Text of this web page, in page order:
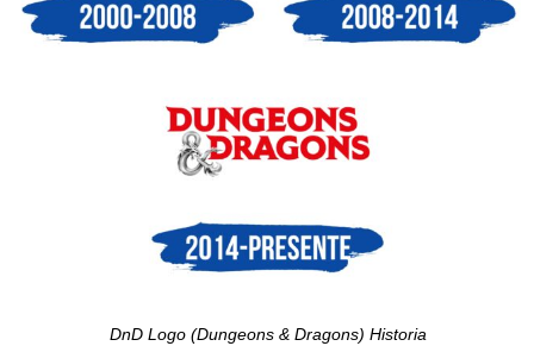
DnD Logo (Dungeons & Dragons) Historia